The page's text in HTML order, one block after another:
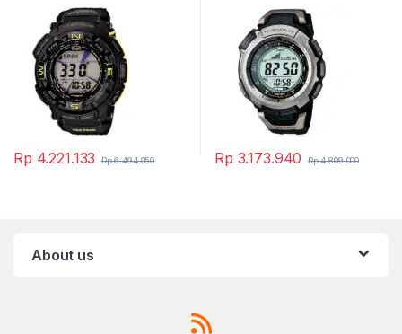
Rp 4.221.133 Rp6.494.050 Rp 3.173.940 Rp4.809.000
About us